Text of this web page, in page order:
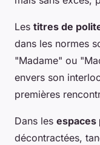
Les titres de
dans les normes
"Madame" ou
envers son
premières
Dans les espaces
décontractées,